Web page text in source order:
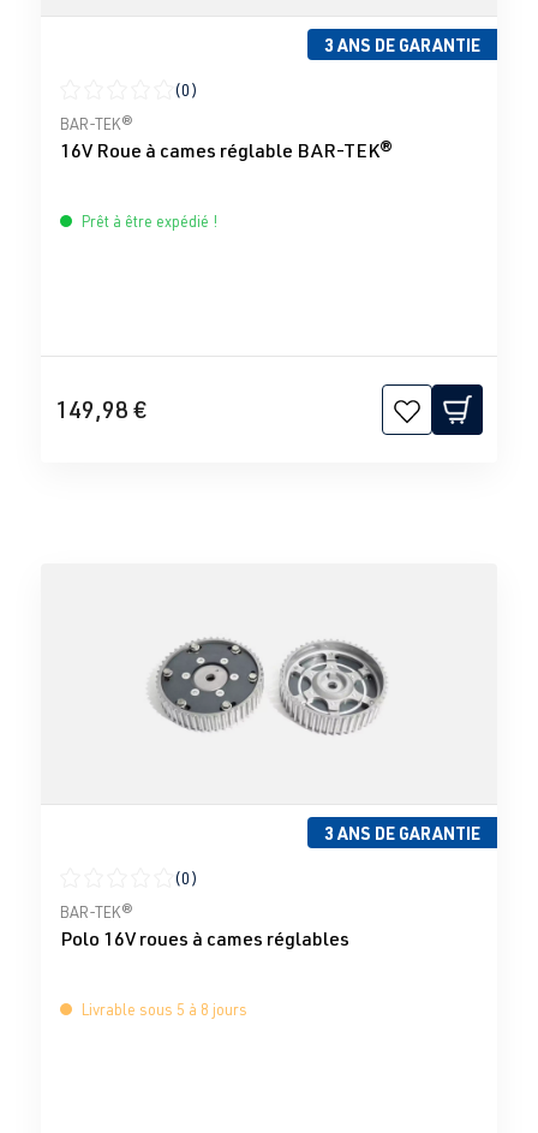
3 ANS DE GARANTIE
Note moyenne de 0 sur 5 étoiles
(0)
BAR-TEK®
16V Roue à cames réglable BAR-TEK®
Prêt à être expédié !
149,98 €
3 ANS DE GARANTIE
Note moyenne de 0 sur 5 étoiles
(0)
BAR-TEK®
Polo 16V roues à cames réglables
Livrable sous 5 à 8 jours